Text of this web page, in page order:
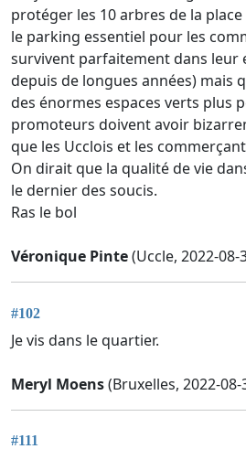
protéger les 10 arbres de la
le parking essentiel pour les
survivent parfaitement dans leur
depuis de longues années) mais
des énormes espaces verts plus
promoteurs doivent avoir
que les Ucclois et les
On dirait que la qualité de vie
le dernier des soucis.
Ras le bol
Véronique Pinte(Uccle, 2022-08-
#102
Je vis dans le quartier.
Meryl Moens(Bruxelles, 2022-08-
#111